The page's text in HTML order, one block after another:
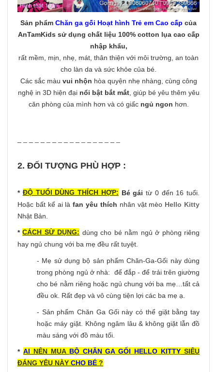
Sản phẩm Chăn ga gối Hoạt hình Trẻ em Cao cấp của
AnTamKids sử dụng chất liệu 100% cotton lụa cao cấp
nhập khẩu,
rất mềm, mịn, nhẹ, mát, thân thiện với môi trường, an toàn
cho làn da và sức khỏe của bé.
Các sắc màu vui nhộn hòa quyện nhẹ nhàng, cùng công
nghệ in 3D hiện đại nổi bật bắt mắt, giúp bé yêu thêm yêu
căn phòng của mình hơn và có giấc ngủ ngon hơn.
2. ĐỐI TƯỢNG PHÙ HỢP :
* ĐỘ TUỔI DÙNG THÍCH HỢP: Bé gái từ 0 đến 16 tuổi.
Hoặc bất kể ai làfan yêu thích nhân vật mèo Hello Kitty
Nhật Bản.
*CÁCH SỪ DỤNG: dùng cho bé nằm ngủ ở phòng riêng
hay ngủ chung với ba mẹ đều rất tuyệt.
- Mẹ sử dụng bộ sản phẩm Chăn-Ga-Gối này dùng
trong phòng ngủ ở nhà: để đắp - để trải trên giường
cho bé nằm riêng hoặc ngủ chung với ba mẹ…tất cả
đều ok. Rất đẹp và vô cùng tiện lợi các ba mẹ ạ.
- Sản phẩm Chăn Ga Gối này có thể giặt bằng tay
hoặc máy giặt. Không ngâm lâu & không giặt lẫn đồ
màu sáng với đồ màu tối.
* AI NÊN MUA BỘ CHĂN GA GỐI HELLO KITTY SIÊU
ĐÁNG YÊU NÀY CHO BÉ ?